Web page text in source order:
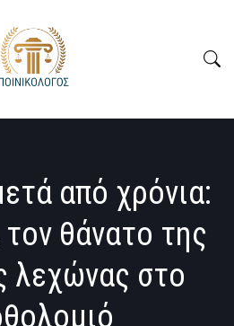
από χρόνια:
θάνατο της
λεχώνας στο